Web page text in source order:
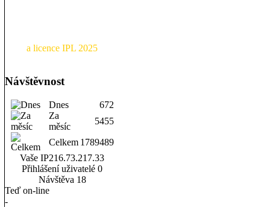
a licence IPL 2025
Návštěvnost
Dnes
672
Za
měsíc
5455
Celkem 1789489
Vaše IP216.73.217.33
Přihlášení uživatelé 0
Návštěva 18
Teď on-line
-